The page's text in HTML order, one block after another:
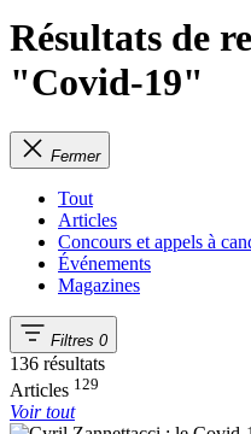
Résultats de
"Covid-19"
Fermer
Tout
Articles
Concours et appels à
Événements
Magazines
Filtres 0
136 résultats
Articles 129
Voir tout